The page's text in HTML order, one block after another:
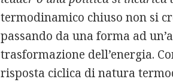
termodinamico chiuso non si
passando da una forma ad
trasformazione dell’energia.
risposta ciclica di natura